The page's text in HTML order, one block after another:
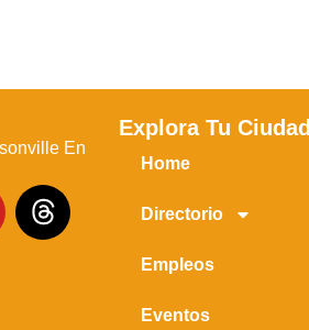
En
Explora Tu Ciudad
Home
Directorio
Empleos
Eventos